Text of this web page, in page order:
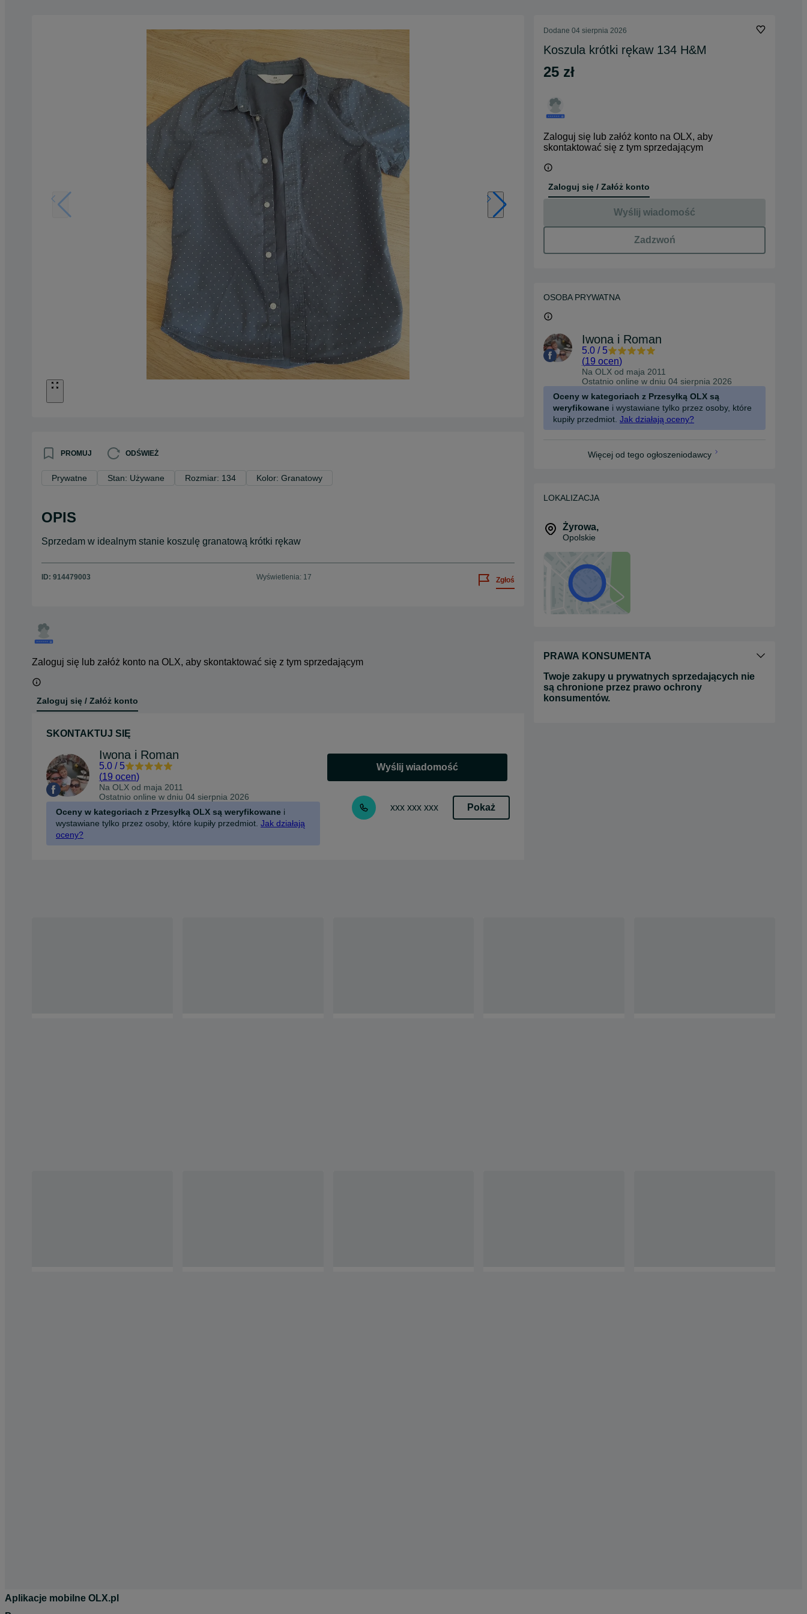
PROMUJ ODŚWIEŻ
Prywatne Stan: Używane Rozmiar: 134 Kolor: Granatowy
OPIS
Sprzedam w idealnym stanie koszulę granatową krótki rękaw
ID: 914479003 Wyświetlenia: 17 Zgłoś
Zaloguj się lub załóż konto na OLX, aby skontaktować się z tym sprzedającym
Zaloguj się / Załóż konto
SKONTAKTUJ SIĘ
Iwona i Roman
5.0 / 5
(19 ocen)
Na OLX od maja 2011
Ostatnio online w dniu 04 sierpnia 2026
Oceny w kategoriach z Przesyłką OLX są weryfikowane i
wystawiane tylko przez osoby, które kupiły przedmiot. Jak działają
oceny?
Wyślij wiadomość
xxx xxx xxx Pokaż
Dodane 04 sierpnia 2026
Koszula krótki rękaw 134 H&M
25 zł
Zaloguj się lub załóż konto na OLX, aby
skontaktować się z tym sprzedającym
Zaloguj się / Załóż konto
Wyślij wiadomość
Zadzwoń
OSOBA PRYWATNA
Iwona i Roman
5.0 / 5
(19 ocen)
Na OLX od maja 2011
Ostatnio online w dniu 04 sierpnia 2026
Oceny w kategoriach z Przesyłką OLX są
weryfikowane i wystawiane tylko przez osoby, które
kupiły przedmiot. Jak działają oceny?
Więcej od tego ogłoszeniodawcy
LOKALIZACJA
Żyrowa,
Opolskie
PRAWA KONSUMENTA
Twoje zakupy u prywatnych sprzedających nie
są chronione przez prawo ochrony
konsumentów.
Aplikacje mobilne OLX.pl